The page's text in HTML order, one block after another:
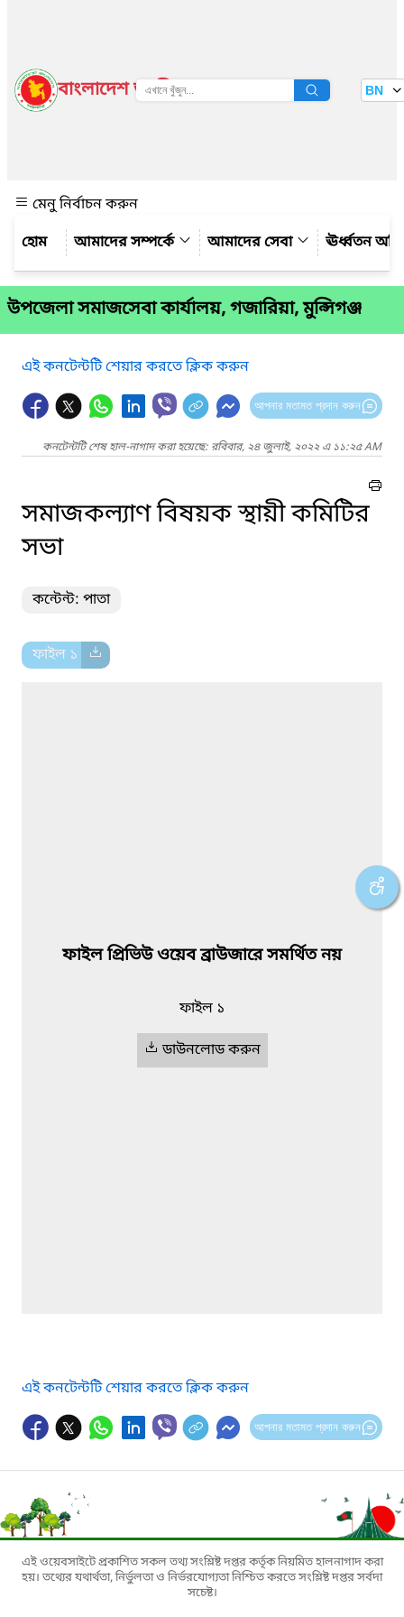
বাংলাদেশ জাতীয় তথ্য বাতায়ন BN
মেনু নির্বাচন করুন
আমাদের সম্পর্কে
আমাদের সেবা ঊর্ধ্বতন
উপজেলা সমাজসেবা কার্যালয়, গজারিয়া, মুন্সিগঞ্জ
এই কনটেন্টটি শেয়ার করতে ক্লিক করুন
আপনার মতামত প্রদান করুন
কনটেন্টটি শেষ হাল-নাগাদ করা হয়েছে: রবিবার, ২৪ জুলাই, ২০২২ এ ১১:২৫ AM
সমাজকল্যাণ বিষয়ক স্থায়ী কমিটির
সভা
কন্টেন্ট: পাতা
ফাইল ১
ফাইল প্রিভিউ ওয়েব ব্রাউজারে সমর্থিত নয়
ফাইল ১
ডাউনলোড করুন
এই কনটেন্টটি শেয়ার করতে ক্লিক করুন
আপনার মতামত প্রদান করুন
এই ওয়েবসাইটে প্রকাশিত সকল তথ্য সংশ্লিষ্ট দপ্তর কর্তৃক নিয়মিত হালনাগাদ করা
হয়। তথ্যের যথার্থতা, নির্ভুলতা ও নির্ভরযোগ্যতা নিশ্চিত করতে সংশ্লিষ্ট দপ্তর সর্বদা
সচেষ্ট।